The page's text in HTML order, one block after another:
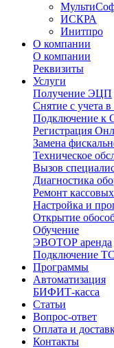
ИСКРА
Инитпро
О компании
О компании
Реквизиты
Услуги
Получение ЭЦП
Снятие с учета
Подключение к
Регистрация
Замена
Техническое
Вызов
Диагностика
Ремонт
Настройка и
Открытие
Обучение
ЭВОТОР аренда
Подключение
Программы
Автоматизация
БИФИТ-касса
Статьи
Вопрос-ответ
Оплата и
Контакты